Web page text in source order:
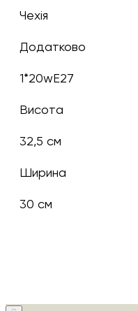
Чехія
Додатково
1*20wE27
Висота
32,5 см
Ширина
30 см